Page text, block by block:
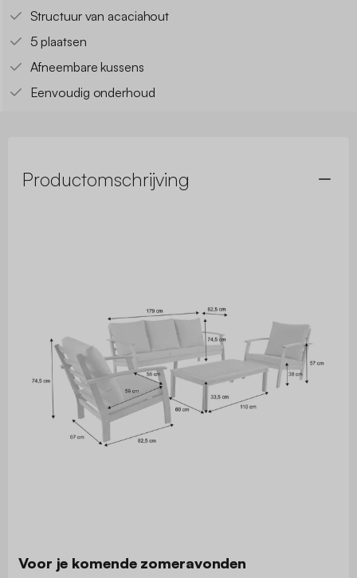
Structuur van acaciahout
5 plaatsen
Afneembare kussens
Eenvoudig onderhoud
Productomschrijving
Voor je komende zomeravonden